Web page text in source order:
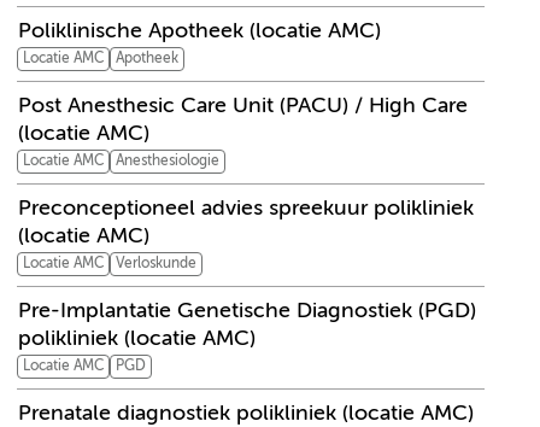
Poliklinische Apotheek (locatie AMC)
Locatie AMC Apotheek
Post Anesthesic Care Unit (PACU) / High Care
(locatie AMC)
Locatie AMC Anesthesiologie
Preconceptioneel advies spreekuur polikliniek
(locatie AMC)
Locatie AMC Verloskunde
Pre-Implantatie Genetische Diagnostiek (PGD)
polikliniek (locatie AMC)
Locatie AMC PGD
Prenatale diagnostiek polikliniek (locatie AMC)